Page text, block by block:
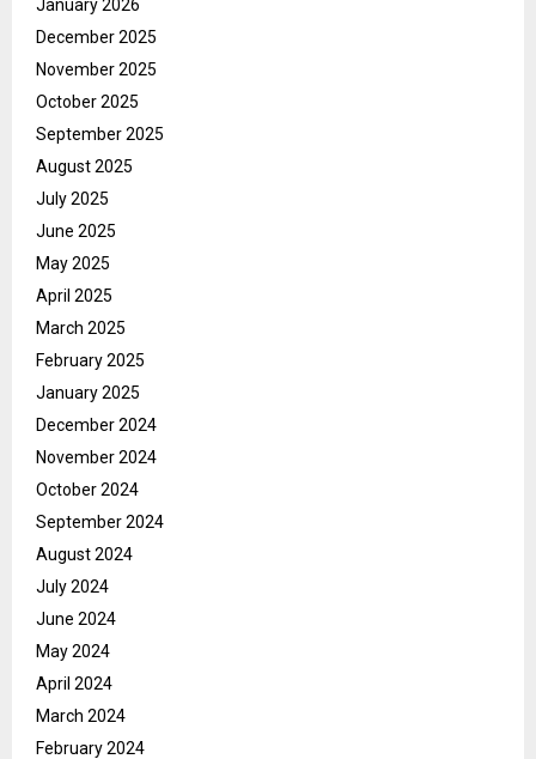
January 2026
December 2025
November 2025
October 2025
September 2025
August 2025
July 2025
June 2025
May 2025
April 2025
March 2025
February 2025
January 2025
December 2024
November 2024
October 2024
September 2024
August 2024
July 2024
June 2024
May 2024
April 2024
March 2024
February 2024